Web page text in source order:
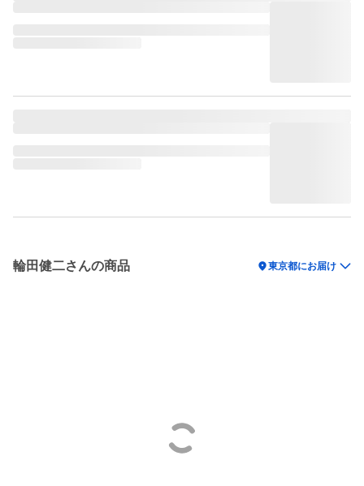
輪田健二さんの商品 location_on東京都にお届け